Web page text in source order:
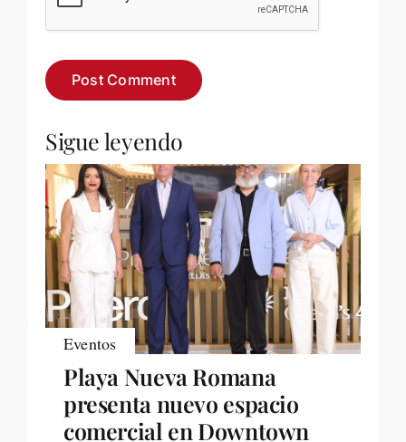
Sigue leyendo
Eventos
Playa Nueva Romana
presenta nuevo espacio
comercial en Downtown